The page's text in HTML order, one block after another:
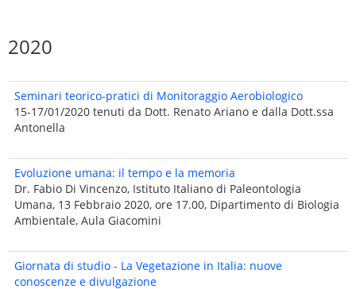
2020
Seminari teorico-pratici di Monitoraggio Aerobiologico
15-17/01/2020 tenuti da Dott. Renato Ariano e dalla Dott.ssa
Antonella
Evoluzione umana: il tempo e la memoria
Dr. Fabio Di Vincenzo, Istituto Italiano di Paleontologia
Umana, 13 Febbraio 2020, ore 17.00, Dipartimento di Biologia
Ambientale, Aula Giacomini
Giornata di studio - La Vegetazione in Italia: nuove
conoscenze e divulgazione